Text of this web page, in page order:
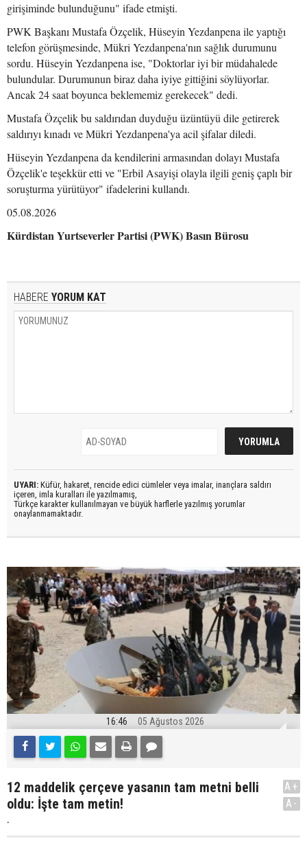
girişiminde bulunduğunu" ifade etmişti.
PWK Başkanı Mustafa Özçelik, Hüseyin Yezdanpena ile yaptığı
telefon görüşmesinde, Mükri Yezdanpena'nın sağlık durumunu
sordu. Hüseyin Yezdanpena ise, "Doktorlar iyi bir müdahalede
bulundular. Durumunun biraz daha iyiye gittiğini söylüyorlar.
Ancak 24 saat boyunca beklememiz gerekecek" dedi.
Mustafa Özçelik bu saldırıdan duyduğu üzüntüyü dile getirerek
saldırıyı kınadı ve Mükri Yezdanpena'ya acil şifalar diledi.
Hüseyin Yezdanpena da kendilerini armasından dolayı Mustafa
Özçelik'e teşekkür etti ve "Erbil Asayişi olayla ilgili geniş çaplı bir
soruşturma yürütüyor" ifadelerini kullandı.
05.08.2026
Kürdistan Yurtseverler Partisi (PWK) Basın Bürosu
HABERE YORUM KAT
UYARI: Küfür, hakaret, rencide edici cümleler veya imalar, inançlara saldırı
içeren, imla kuralları ile yazılmamış,
Türkçe karakter kullanılmayan ve büyük harflerle yazılmış yorumlar
onaylanmamaktadır.
16:46 05 Ağustos 2026
12 maddelik çerçeve yasanın tam metni belli
oldu: İşte tam metin!
.
A+
A-